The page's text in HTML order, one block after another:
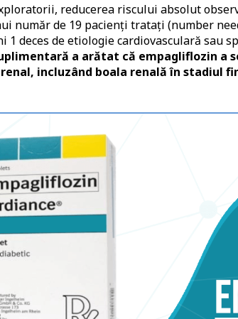
reducerea riscului absolut
număr de 19 pacienți tratați (number
1 deces de etiologie cardiovasculară sau
a arătat că empagliflozin a
incluzând boala renală în stadiul